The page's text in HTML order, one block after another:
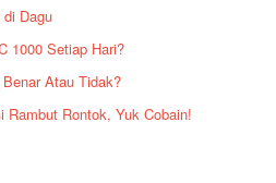
Dagu
1000 Setiap Hari?
Atau Tidak?
Rontok, Yuk Cobain!